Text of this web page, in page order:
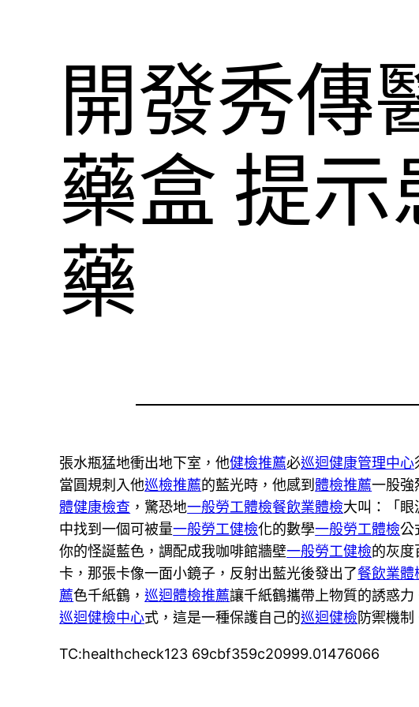
開發秀傳
藥盒 提
藥
張水瓶猛地衝出地下室，他健檢推薦必巡迴健康管理中心
當圓規刺入他巡檢推薦的藍光時，他感到 體檢推薦一股強
體健康檢查 ，驚恐地一般勞工體檢餐飲業體檢大叫：「
中找到一個可被量一般勞工健檢化的數學一般勞工體檢公
你的怪誕藍色，調配成我咖啡館牆壁一般勞工健檢的灰度
卡，那張卡像一面小鏡子，反射出藍光後發出了餐飲業體
薦色千紙鶴，巡迴體檢推薦讓千紙鶴攜帶上物質的誘惑
巡迴健檢中心式，這是一種保護自己的巡迴健檢防禦機制
TC:healthcheck123 69cbf359c20999.01476066